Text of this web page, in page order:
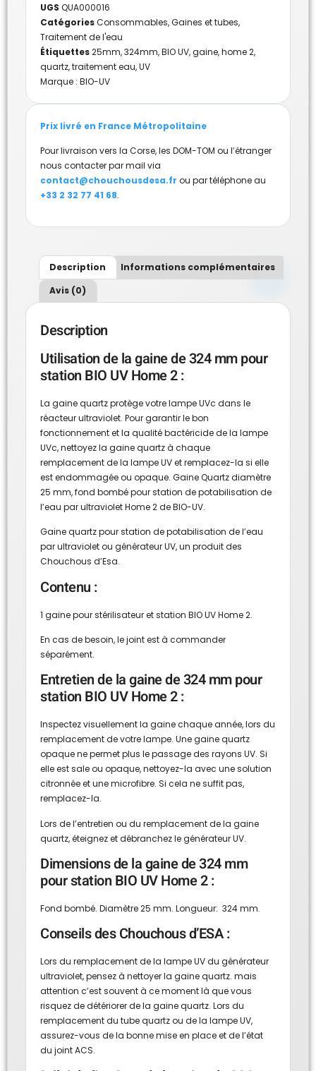
UGS QUA000016
CatégoriesConsommables,Gaines et tubes,
Traitement de l'eau
Étiquettes25mm,324mm,BIO UV,gaine,home 2,
quartz,traitement eau,UV
Marque : BIO-UV
Prix livré en France Métropolitaine
Pour livraison vers la Corse, les DOM-TOM ou l’étranger
nous contacter par mail via
contact@chouchousdesa.fr ou par téléphone au
+33 2 32 77 41 68.
Description
Informations complémentaires
Avis (0)
Description
Utilisation de la gaine de 324 mm pour
station BIO UV Home 2 :
La gaine quartz protège votre lampe UVc dans le
réacteur ultraviolet. Pour garantir le bon
fonctionnement et la qualité bactéricide de la lampe
UVc, nettoyez la gaine quartz à chaque
remplacement de la lampe UV et remplacez-la si elle
est endommagée ou opaque. Gaine Quartz diamètre
25 mm, fond bombé pour station de potabilisation de
l’eau par ultraviolet Home 2 de BIO-UV.
Gaine quartz pour station de potabilisation de l’eau
par ultraviolet ou générateur UV, un produit des
Chouchous d’Esa.
Contenu :
1 gaine pourstérilisateur et station BIO UV Home 2.
En cas de besoin, le joint est à commander
séparément.
Entretien de la gaine de 324 mm pour
station BIO UV Home 2 :
Inspectez visuellement la gaine chaque année, lors du
remplacement de votre lampe. Une gaine quartz
opaque ne permet plus le passage des rayons UV. Si
elle est sale ou opaque, nettoyez-la avec une solution
citronnée et une microfibre. Si cela ne suffit pas,
remplacez-la.
Lors de l’entretien ou du remplacement de la gaine
quartz, éteignez et débranchez le générateur UV.
Dimensions de la gaine de 324 mm
pour station BIO UV Home 2 :
Fond bombé. Diamètre 25 mm. Longueur: 324 mm.
Conseils des Chouchous d’ESA :
Lors du remplacement de la lampe UV du générateur
ultraviolet, pensez à nettoyer la gaine quartz. mais
attention c’est souvent à ce moment là que vous
risquez de détériorer de la gaine quartz. Lors du
remplacement du tube quartz ou de la lampe UV,
assurez-vous de la bonne mise en place et de l’état
du joint ACS.